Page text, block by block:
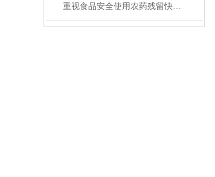
重视食品安全使用农药残留快速检测仪